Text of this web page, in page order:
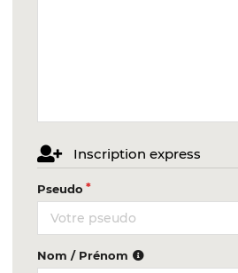
Inscription express
Pseudo
Nom / Prénom